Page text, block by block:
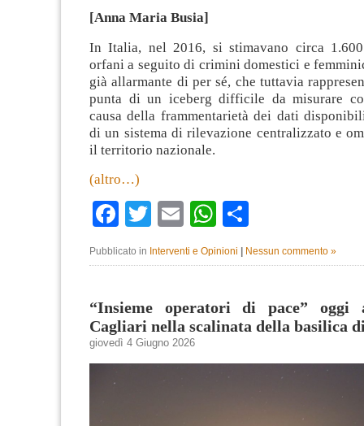
[Anna Maria Busia]
In Italia, nel 2016, si stimavano circa
orfani a seguito di crimini domestici e
già allarmante di per sé, che tuttavia
punta di un iceberg difficile da misurare
causa della frammentarietà dei dati
di un sistema di rilevazione centralizzato e
il territorio nazionale.
(altro…)
Facebook
TwitterEmailWhatsApp
Pubblicato in Interventi e Opinioni Nessun commento »
“Insieme operatori di pace” oggi
Cagliari nella scalinata della basilica
giovedì 4 Giugno 2026